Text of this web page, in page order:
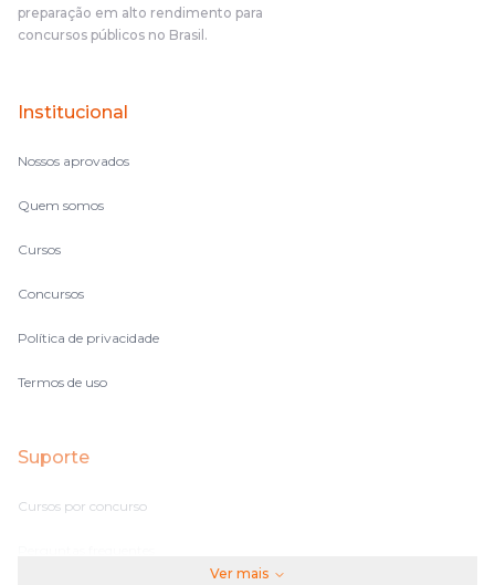
complicado, é uma avalanche de informação, então vocês
terem feito isso é muito bacana, porque quando eu me sentia
no volume de matérias.
preparação em alto rendimento para
concursos públicos no Brasil.
Institucional
Nossos aprovados
Quem somos
Cursos
Concursos
Política de privacidade
Termos de uso
Suporte
Cursos por concurso
Ver mais